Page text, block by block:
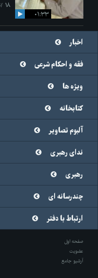
۰۱:۳۳
۱۸ /تیر/ ۱۴۰۵
اخبار
فقه و احکام شرعی
ویژه ها
کتابخانه
آلبوم تصاویر
ندای رهبری
رهبری
چندرسانه ای
ارتباط با دفتر
صفحه اول
عضویت
آرشیو جامع